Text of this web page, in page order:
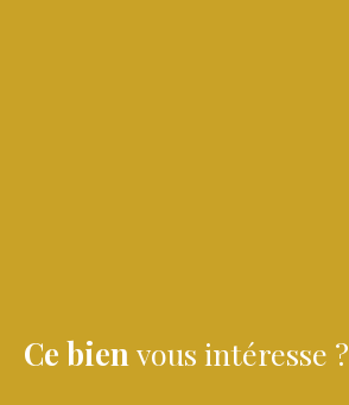
Ce bien vous intéresse ?